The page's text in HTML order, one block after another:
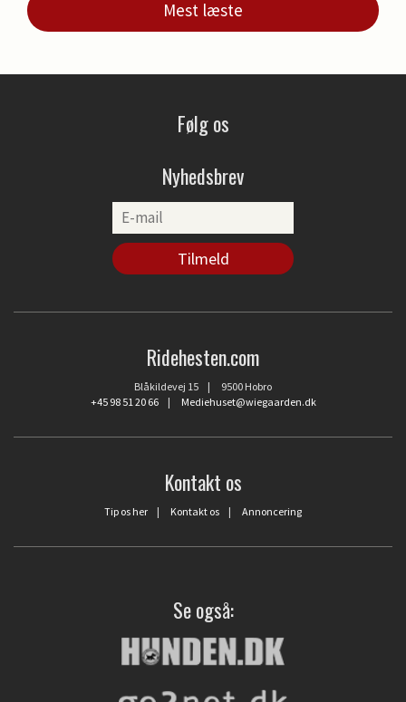
Mest læste
Følg os
Nyhedsbrev
Ridehesten.com
Blåkildevej 15 | 9500 Hobro
+45 98 51 20 66| Mediehuset@wiegaarden.dk
Kontakt os
Tip os her | Kontakt os | Annoncering
Se også: